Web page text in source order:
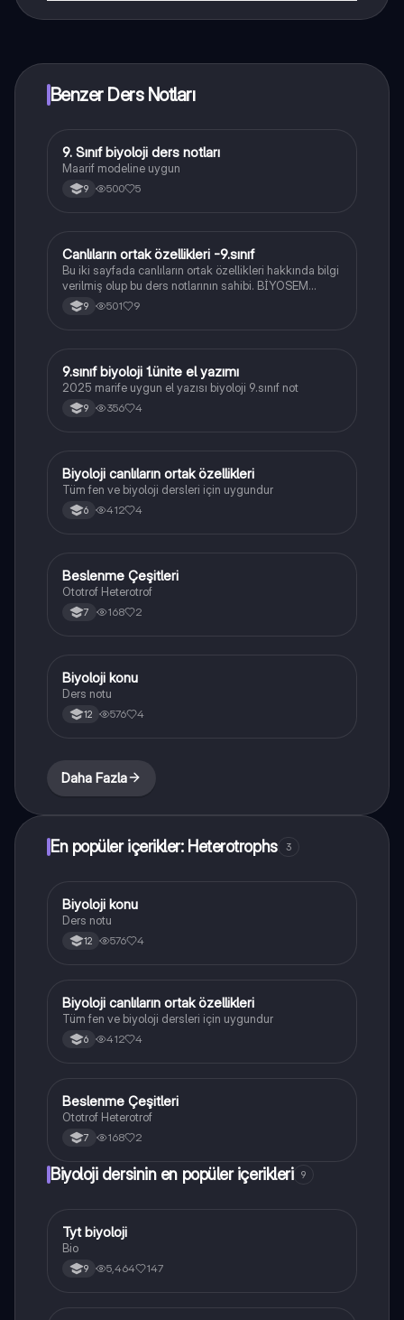
Benzer Ders Notları
Biyoloji
9. Sınıf biyoloji ders notları
Maarif modeline uygun
9 500 5
Biyoloji
Canlıların ortak özellikleri -9.sınıf
Bu iki sayfada canlıların ortak özellikleri hakkında bilgi
verilmiş olup bu ders notlarının sahibi. BİYOSEM
kanalıdır
9 501 9
Biyoloji
9.sınıf biyoloji 1.ünite el yazımı
2025 marife uygun el yazısı biyoloji 9.sınıf not
9 356 4
Fen Bilimleri
Biyoloji canlıların ortak özellikleri
Tüm fen ve biyoloji dersleri için uygundur
6 412 4
Fen Bilimleri
Beslenme Çeşitleri
Ototrof Heterotrof
7 168 2
Biyoloji
Biyoloji konu
Ders notu
12 576 4
Daha Fazla
En popüler içerikler: Heterotrophs 3
Biyoloji
Biyoloji konu
Ders notu
12 576 4
Fen Bilimleri
Biyoloji canlıların ortak özellikleri
Tüm fen ve biyoloji dersleri için uygundur
6 412 4
Fen Bilimleri
Beslenme Çeşitleri
Ototrof Heterotrof
7 168 2
Biyoloji dersinin en popüler içerikleri 9
Biyoloji
Tyt biyoloji
Bio
9 5,464 147